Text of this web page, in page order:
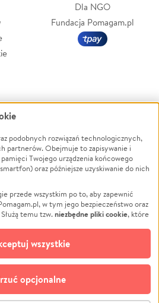
Dla NGO
Fundacja Pomagam.pl
Powódź
Wichura
NGO
Edukacja
Podróż
Impreza
Ochrona środowiska
Biznes
podobnych rozwiązań technologicznych,
partnerów. Obejmuje to zapisywanie i
Twojego urządzenia końcowego
oraz późniejsze uzyskiwanie do nich
przede wszystkim po to, aby zapewnić
w tym jego bezpieczeństwo oraz
temu tzw.niezbędne pliki cookie, które
plików cookie
i retargetingowych. Możesz wyrazić
odmówić. W dowolnym momencie masz
na stronie „Zarządzaj zgodami cookie”,
serwisu Pomagam.pl. Opcjonalne pliki
celach:
opcjonalne
wszystkie